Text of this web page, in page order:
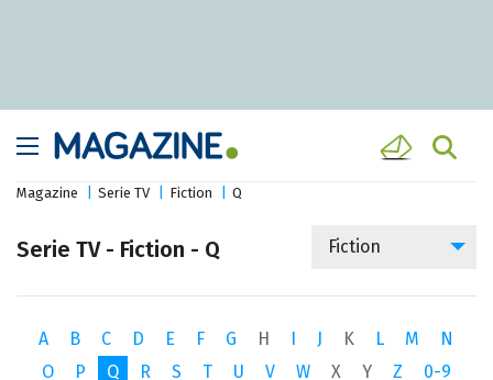
Magazine Serie TV Fiction Q
Serie TV - Fiction - Q Fiction
A B C D E F G H J K L M
N
O
P Q R S T U V W X Y Z 0-9